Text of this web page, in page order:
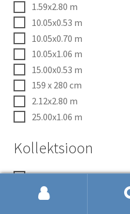
1.59x2.80 m
10.05x0.53 m
10.05x0.70 m
10.05x1.06 m
15.00x0.53 m
159 x 280 cm
2.12x2.80 m
25.00x1.06 m
Kollektsioon
Anna du00b4Andrea
Attractive 2